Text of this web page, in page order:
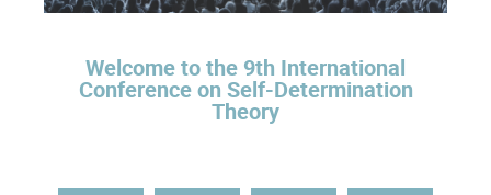
Welcome to the 9th International
Conference on Self-Determination
Theory